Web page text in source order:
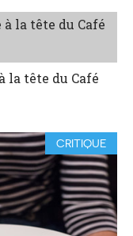
la tête du Café
CRITIQUE